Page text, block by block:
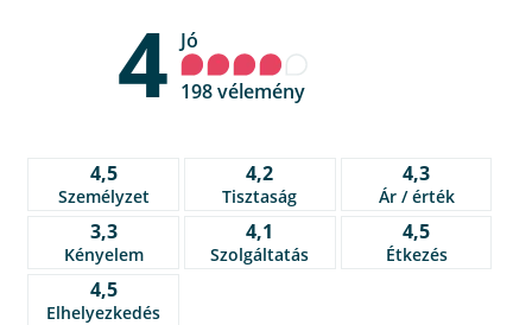
4 Jó
198 vélemény
4,5
Személyzet
4,2
Tisztaság
4,3
Ár / érték
3,3
Kényelem
4,1
Szolgáltatás
4,5
Étkezés
4,5
Elhelyezkedés